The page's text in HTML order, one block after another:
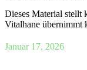
Dieses Material stellt
Vitalhane übernimmt
Januar 17, 2026